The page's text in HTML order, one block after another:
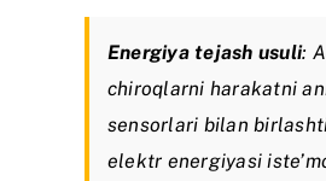
Energiya tejash usuli:
chiroqlarni harakatni
sensorlari bilan
elektr energiyasi